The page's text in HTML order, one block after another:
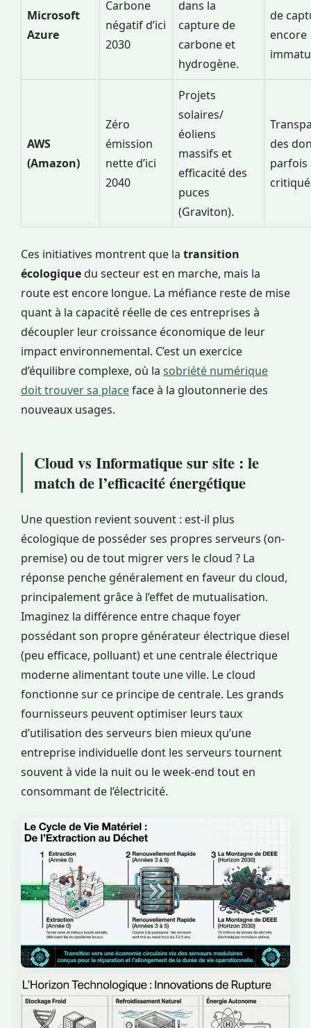
Microsoft
Azure
Carbone
négatif d’ici
2030
dans la
capture de
carbone et
hydrogène.
de
encore
AWS
(Amazon)
Zéro
émission
nette d’ici
2040
Projets
solaires/
éoliens
massifs et
efficacité des
puces
(Graviton).
des
parfois
Ces initiatives montrent que la transition
écologiquedu secteur est en marche, mais la
route est encore longue. La méfiance reste de mise
quant à la capacité réelle de ces entreprises à
découpler leur croissance économique de leur
impact environnemental. C’est un exercice
d’équilibre complexe, où la sobriété numérique
doit trouver sa placeface à la gloutonnerie des
nouveaux usages.
Cloud vs Informatique sur site : le
match de l’efficacité énergétique
Une question revient souvent : est-il plus
écologique de posséder ses propres serveurs (on-
premise) ou de tout migrer vers le cloud ? La
réponse penche généralement en faveur du cloud,
principalement grâce à l’effet de mutualisation.
Imaginez la différence entre chaque foyer
possédant son propre générateur électrique diesel
(peu efficace, polluant) et une centrale électrique
moderne alimentant toute une ville. Le cloud
fonctionne sur ce principe de centrale. Les grands
fournisseurs peuvent optimiser leurs taux
d’utilisation des serveurs bien mieux qu’une
entreprise individuelle dont les serveurs tournent
souvent à vide la nuit ou le week-end tout en
consommant de l’électricité.